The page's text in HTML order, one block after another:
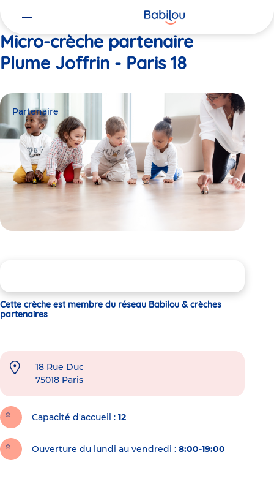
Micro-crèche partenaire
Plume Joffrin - Paris 18
Partenaire
Cette crèche est membre du réseau Babilou & crèches
partenaires
18 Rue Duc
75018 Paris
Capacité d'accueil 12
Ouverture du lundi au vendredi : 8:00-19:00